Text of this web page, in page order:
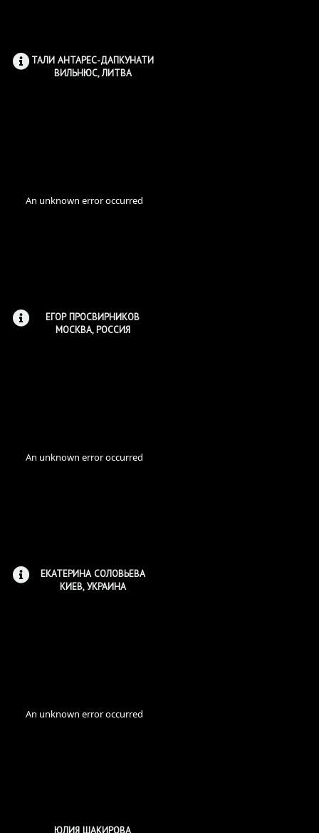
ТАЛИ АНТАРЕС-ДАПКУНАТИ
ВИЛЬНЮС, ЛИТВА
ЕГОР ПРОСВИРНИКОВ
МОСКВА, РОССИЯ
ЕКАТЕРИНА СОЛОВЬЕВА
КИЕВ, УКРАИНА